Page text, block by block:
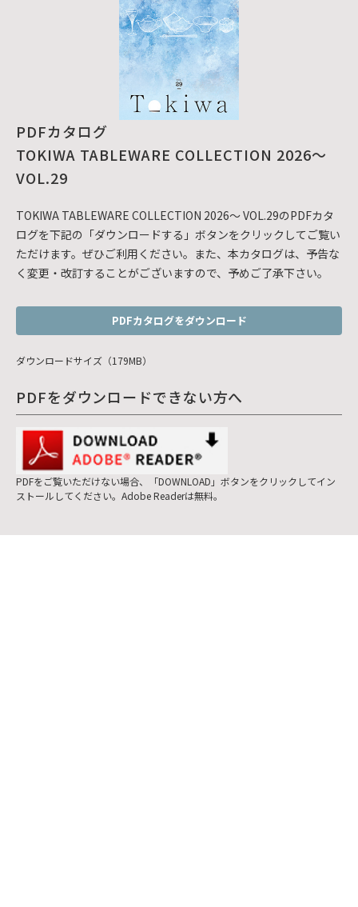
PDFカタログ
TOKIWA TABLEWARE COLLECTION 2026～
VOL.29
TOKIWA TABLEWARE COLLECTION 2026～ VOL.29のPDFカタ
ログを下記の「ダウンロードする」ボタンをクリックしてご覧い
ただけます。ぜひご利用ください。また、本カタログは、予告な
く変更・改訂することがございますので、予めご了承下さい。
PDFカタログをダウンロード
ダウンロードサイズ（179MB）
PDFをダウンロードできない方へ
PDFをご覧いただけない場合、「DOWNLOAD」ボタンをクリックしてイン
ストールしてください。Adobe Readerは無料。